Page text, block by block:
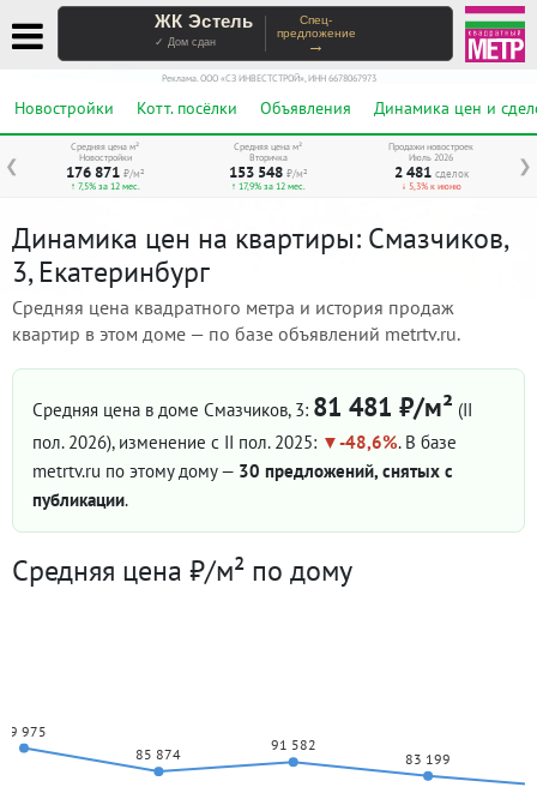
ЖК Эстель
✓ Дом сдан
Спец-
предложение
→
Реклама. ООО «СЗ ИНВЕСТСТРОЙ», ИНН 6678067973
Новостройки Котт. посёлки Объявления Динамика цен и
❮ ❯
Средняя цена м²
Новостройки
176 871 ₽/м²
↑ 7,5% за 12 мес.
Средняя цена м²
Вторичка
153 548 ₽/м²
↑ 17,9% за 12 мес.
Продажи новостроек
Июль 2026
2 481 сделок
↓ 5,3% к июню
Динамика цен на квартиры: Смазчиков,
3, Екатеринбург
Средняя цена квадратного метра и история продаж
квартир в этом доме — по базе объявлений metrtv.ru.
Средняя цена в доме Смазчиков, 3: 81 481 ₽/м² (II
пол. 2026), изменение с II пол. 2025: -48,6%. В базе
metrtv.ru по этому дому — 30 предложений, снятых с
публикации.
Средняя цена ₽/м² по дому
99 975
85 874
91 582
83 199